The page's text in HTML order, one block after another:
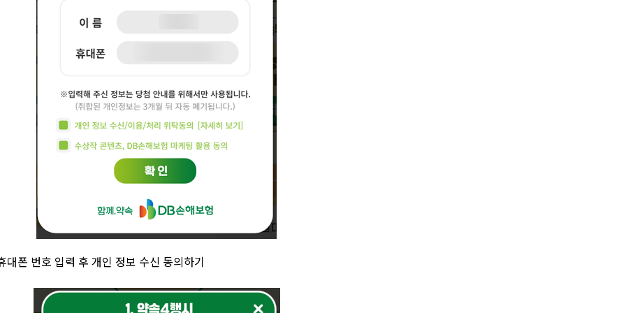
폰 번호 입력 후 개인 정보 수신 동의하기